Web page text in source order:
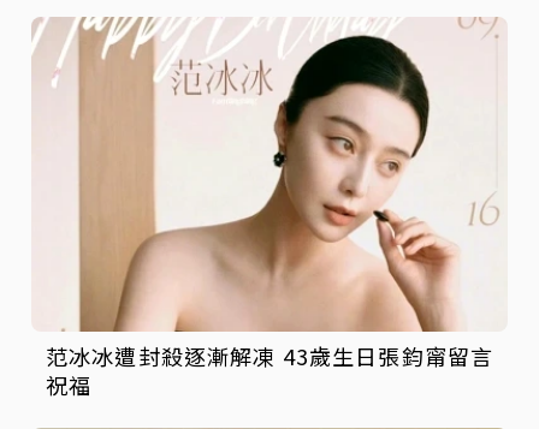
范冰冰遭封殺逐漸解凍 43歲生日張鈞甯留言
祝福